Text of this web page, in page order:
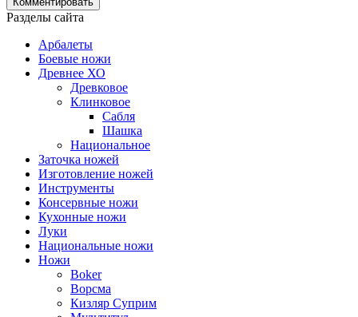
Разделы сайта
Арбалеты
Боевые ножи
Древнее ХО
Древковое
Клинковое
Сабля
Шашка
Национальное
Заточка ножей
Изготовление ножей
Инструменты
Консервные ножи
Кухонные ножи
Луки
Национальные ножи
Ножи
Boker
Ворсма
Кизляр Суприм